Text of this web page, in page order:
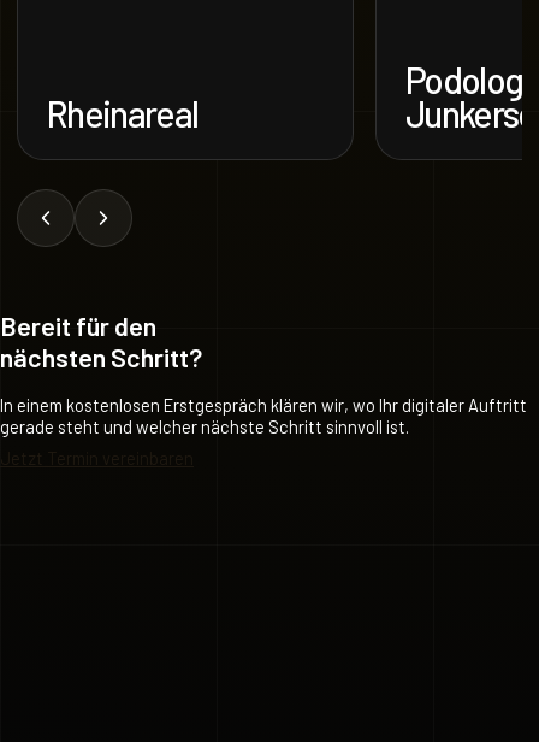
Rheinareal
Bereit für den
nächsten Schritt?
In einem kostenlosen Erstgespräch klären wir, wo Ihr digitaler Auftritt
gerade steht und welcher nächste Schritt sinnvoll ist.